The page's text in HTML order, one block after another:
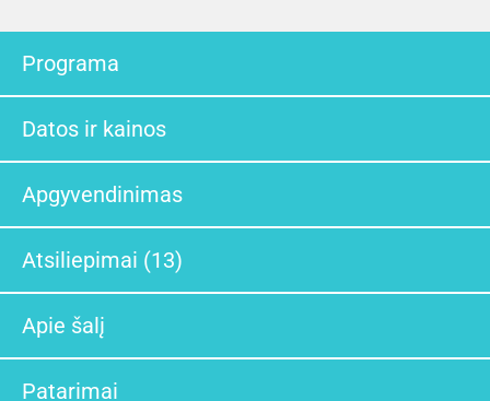
Programa
Datos ir kainos
Apgyvendinimas
Atsiliepimai (13)
Apie šalį
Patarimai